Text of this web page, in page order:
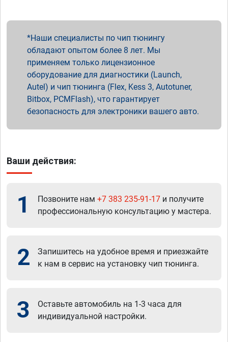
Наши специалисты по чип тюнингу
обладают опытом более 8 лет. Мы
применяем только лицензионное
оборудование для диагностики (Launch,
Autel) и чип тюнинга (Flex, Kess 3, Autotuner,
Bitbox, PCMFlash), что гарантирует
безопасность для электроники вашего авто.
Ваши действия:
1 Позвоните нам +7 383 235-91-17 и получите
профессиональную консультацию у мастера.
2
Запишитесь на удобное время и приезжайте
к нам в сервис на установку чип тюнинга.
3
Оставьте автомобиль на 1-3 часа для
индивидуальной настройки.